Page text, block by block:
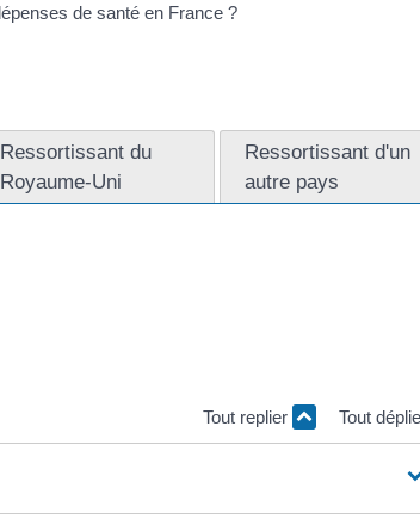
de santé en France ?
Ressortissant du
Royaume-Uni
Ressortissant d'un
autre pays
Tout replier
Tout